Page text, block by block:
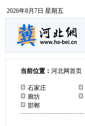
2026年8月7日 星期五
当前位置： 河北网首页
石家庄
廊坊
邯郸